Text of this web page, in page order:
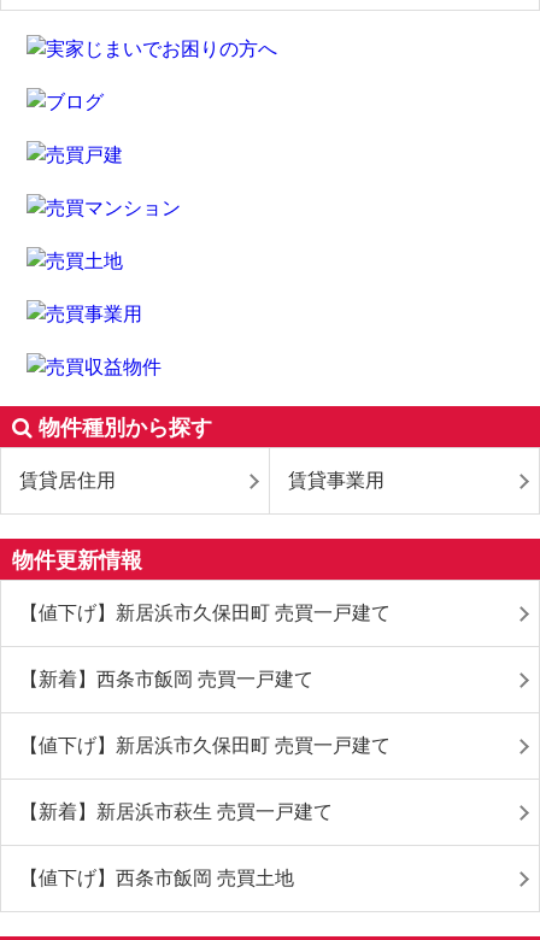
物件種別から探す
賃貸居住用 賃貸事業用
物件更新情報
【値下げ】新居浜市久保田町 売買一戸建て
【新着】西条市飯岡 売買一戸建て
【値下げ】新居浜市久保田町 売買一戸建て
【新着】新居浜市萩生 売買一戸建て
【値下げ】西条市飯岡 売買土地